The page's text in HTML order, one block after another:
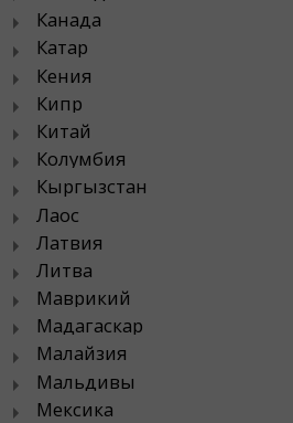
Канада
Катар
Кения
Кипр
Китай
Колумбия
Кыргызстан
Лаос
Латвия
Литва
Маврикий
Мадагаскар
Малайзия
Мальдивы
Мексика